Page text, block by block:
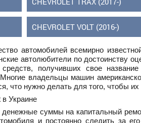
CHEVROLET VOLT (2016-)
автомобилей всемирно
автолюбители по достоинству
получивших свое
владельцы машин
что нужно делать для того, чтобы
Украине
денежные суммы на капитальный
и постоянно следить за